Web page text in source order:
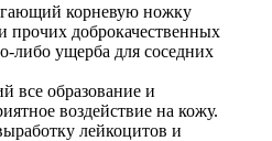
корневую ножку
прочих доброкачественных
либо ущерба для соседних
все образование и
воздействие на кожу.
лейкоцитов и